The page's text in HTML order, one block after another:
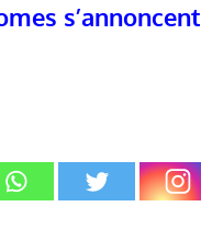
s’annoncent